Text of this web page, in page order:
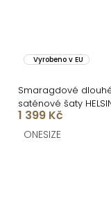
Vyrobeno v EU
Smaragdové
saténové šaty
ramínka
1 399 Kč
ONESIZE